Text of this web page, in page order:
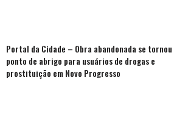
Portal da Cidade – Obra abandonada se tornou
ponto de abrigo para usuários de drogas e
prostituição em Novo Progresso